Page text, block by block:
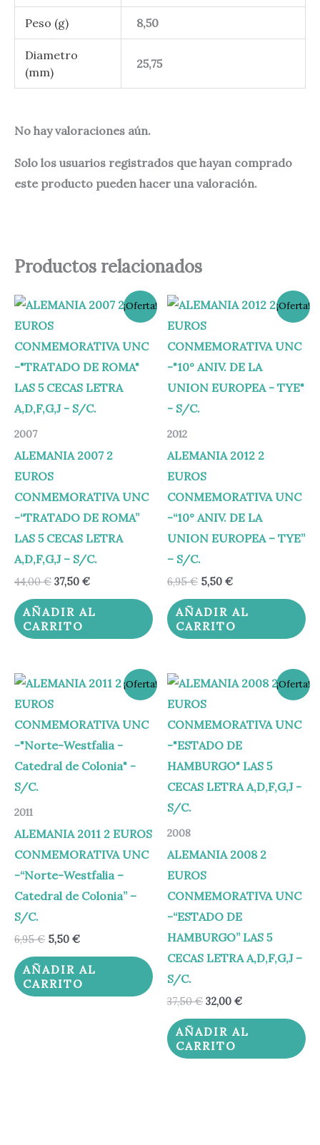
Peso (g) 8,50
Diametro
(mm)
25,75
No hay valoraciones aún.
Solo los usuarios registrados que hayan comprado
este producto pueden hacer una valoración.
Productos relacionados
¡Oferta!
2007
ALEMANIA 2007 2
EUROS
CONMEMORATIVA UNC
-“TRATADO DE ROMA”
LAS 5 CECAS LETRA
A,D,F,G,J – S/C.
44,00€
El
precio
era:
44,00 €.
37,50 €
El
precio
es:
37,50 €.
AÑADIR AL
CARRITO
¡Oferta!
2012
ALEMANIA 2012 2
EUROS
CONMEMORATIVA UNC
-“10° ANIV. DE LA
UNION EUROPEA – TYE”
– S/C.
6,95€
El
precio
original
era:
6,95 €.
5,50 €
El
precio
es:
5,50 €.
AÑADIR AL
CARRITO
¡Oferta!
2011
ALEMANIA 2011 2 EUROS
CONMEMORATIVA UNC
-“Norte-Westfalia –
Catedral de Colonia” –
S/C.
6,95€
El
precio
original
era:
6,95 €.
5,50 €
El
precio
es:
5,50 €.
AÑADIR AL
CARRITO
¡Oferta!
2008
ALEMANIA 2008 2
EUROS
CONMEMORATIVA UNC
-“ESTADO DE
HAMBURGO” LAS 5
CECAS LETRA A,D,F,G,J –
S/C.
37,50€
El
precio
original
era:
37,50 €.
32,00 €
El
precio
es:
32,00 €.
AÑADIR AL
CARRITO